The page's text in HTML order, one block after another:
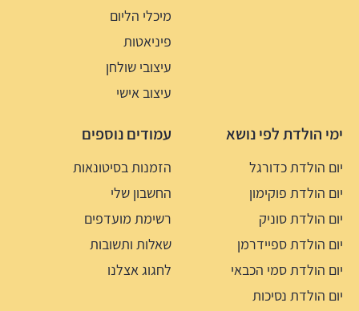
מיכלי הליום
פיניאטות
עיצובי שולחן
עיצוב אישי
ימי הולדת לפי נושא
יום הולדת כדורגל
יום הולדת פוקימון
יום הולדת סוניק
יום הולדת ספיידרמן
יום הולדת סמי הכבאי
יום הולדת נסיכות
עמודים נוספים
הזמנות בסיטונאות
החשבון שלי
רשימת מועדפים
שאלות ותשובות
לחגוג אצלנו